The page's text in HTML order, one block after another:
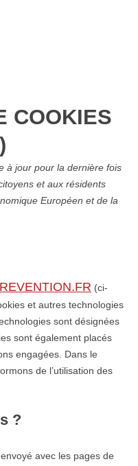
COOKIES
à jour pour la dernière fois
et aux résidents
Européen et de la
(ci-
et autres technologies
sont désignées
sont également placés
engagées. Dans le
de l’utilisation des
?
avec les pages de